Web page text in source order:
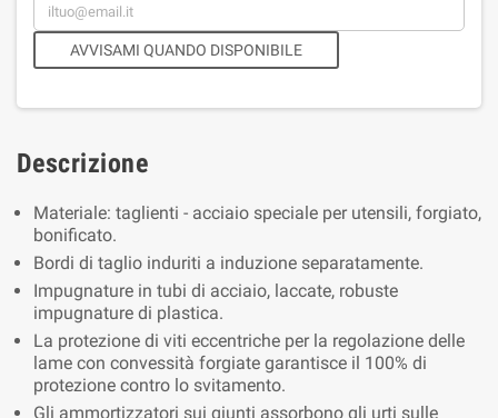
AVVISAMI QUANDO DISPONIBILE
Descrizione
Materiale: taglienti - acciaio speciale per utensili, forgiato,
bonificato.
Bordi di taglio induriti a induzione separatamente.
Impugnature in tubi di acciaio, laccate, robuste
impugnature di plastica.
La protezione di viti eccentriche per la regolazione delle
lame con convessità forgiate garantisce il 100% di
protezione contro lo svitamento.
Gli ammortizzatori sui giunti assorbono gli urti sulle